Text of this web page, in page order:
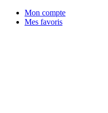
Mon compte
Mes favoris